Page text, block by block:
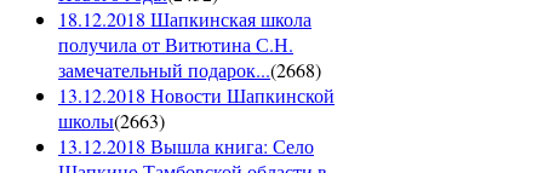
18.12.2018 Шапкинская школа
получила от Витютина С.Н.
замечательный подарок...(2668)
13.12.2018 Новости Шапкинской
школы(2663)
13.12.2018 Вышла книга: Село